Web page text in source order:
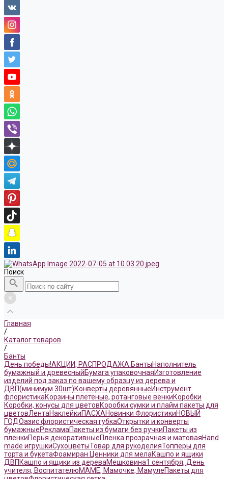
Поиск
Главная
/
Каталог товаров
/
Банты
День победы!АКЦИИ, РАСПРОДАЖА. БантыНаполнитель
бумажный и древесныйБумага упаковочнаяИзготовление
изделий под заказ по вашему образцу из дерева и
ДВП(минимум 30шт)Конверты деревянныеИнструмент
флористикаКорзины плетеные, ротанговые венкиКоробки
Коробки, конусы для цветовКоробки сумки и плайм пакеты для
цветовЛентаНаклейкиПАСХАНовинки ФлористикиНОВЫЙ
ГОДОазис флористическая губкаОткрытки и конверты
бумажныеРекламаПакеты из бумаги без ручкиПакеты из
пленкиПерья декоративныеПленка прозрачная и матоваяHand
made игрушкиСухоцветыТовар для рукоделияТопперы для
торта и букетаФоамиран Ценники для мелаКашпо и ящики
ДВП Кашпо и ящики из дереваМешковина1 сентября, День
учителя, ВоспитателюМАМЕ, Мамочке, МамулеПакеты для